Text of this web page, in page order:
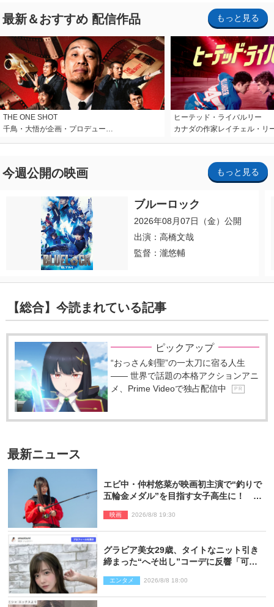
最新＆おすすめ 配信作品 もっと見る
THE ONE SHOT
千鳥・大悟が企画・プロデュー…
ヒーテッド・ライバルリー
カナダの作家レイチェル・リ
今週公開の映画 もっと見る
ブルーロック
2026年08月07日（金）公開
出演：高橋文哉
監督：瀧悠輔
【総合】今読まれている記事
ピックアップ
“おっさん剣聖”の一太刀に宿る人生
―― 世界で話題の本格アクションアニ
メ、Prime Videoで独占配信中
P R
最新ニュース
エビ中・仲村悠菜が映画初主演で“釣りで
五輪金メダル”を目指す女子高生に！ 映
映画 2026/8/8 19:30
グラビア美女29歳、タイトなニット引き
締まった“へそ出し”コーデに反響「可愛
エンタメ 2026/8/8 18:00